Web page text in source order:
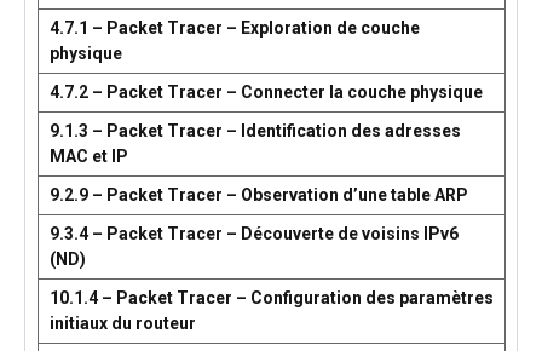
4.7.1 – Packet Tracer – Exploration de couche
physique
4.7.2 – Packet Tracer – Connecter la couche physique
9.1.3 – Packet Tracer – Identification des adresses
MAC et IP
9.2.9 – Packet Tracer – Observation d’une table ARP
9.3.4 – Packet Tracer – Découverte de voisins IPv6
(ND)
10.1.4 – Packet Tracer – Configuration des paramètres
initiaux du routeur